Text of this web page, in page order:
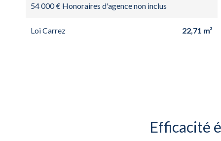
54 000 € Honoraires d'agence non inclus
Loi Carrez 22,71 m²
Efficacité